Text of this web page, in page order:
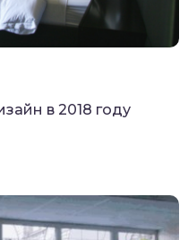
в 2018 году